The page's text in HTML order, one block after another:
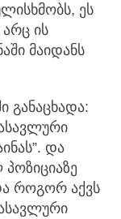
ეს
ის
მაიდანს
განაცხადა:
და
როგორ აქვს